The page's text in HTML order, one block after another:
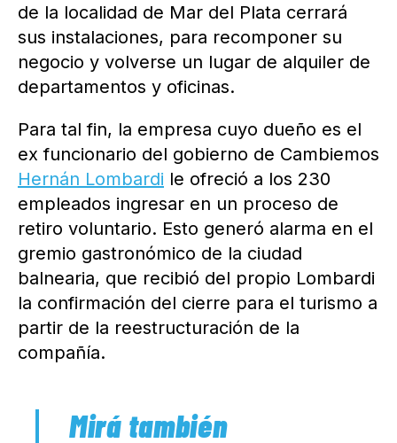
de la localidad de Mar del Plata cerrará
sus instalaciones, para recomponer su
negocio y volverse un lugar de alquiler de
departamentos y oficinas.
Para tal fin, la empresa cuyo dueño es el
ex funcionario del gobierno de Cambiemos
Hernán Lombardi le ofreció a los 230
empleados ingresar en un proceso de
retiro voluntario. Esto generó alarma en el
gremio gastronómico de la ciudad
balnearia, que recibió del propio Lombardi
la confirmación del cierre para el turismo a
partir de la reestructuración de la
compañía.